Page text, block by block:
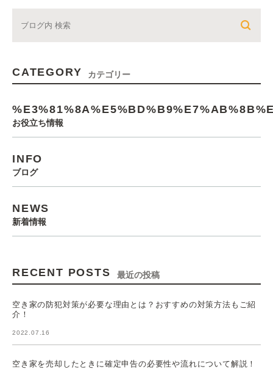
CATEGORY カテゴリー
お役立ち情報
INFO
ブログ
NEWS
新着情報
RECENT POSTS 最近の投稿
空き家の防犯対策が必要な理由とは？おすすめの対策方法もご紹
介！
2022.07.16
空き家を売却したときに確定申告の必要性や流れについて解説！